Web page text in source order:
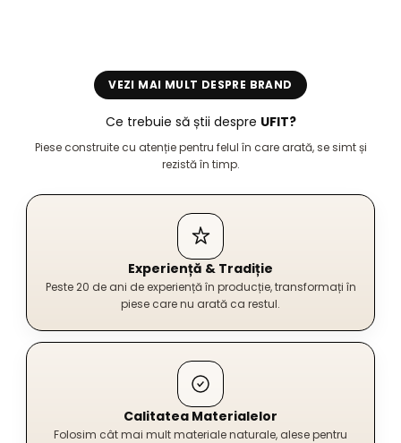
VEZI MAI MULT DESPRE BRAND
Ce trebuie să știi despre UFIT?
Piese construite cu atenție pentru felul în care arată, se simt și
rezistă în timp.
Experiență & Tradiție
Peste 20 de ani de experiență în producție, transformați în
piese care nu arată ca restul.
Calitatea Materialelor
Folosim cât mai mult materiale naturale, alese pentru